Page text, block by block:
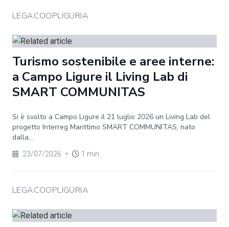
LEGACOOPLIGURIA
Turismo sostenibile e aree interne:
a Campo Ligure il Living Lab di
SMART COMMUNITAS
Si è svolto a Campo Ligure il 21 luglio 2026 un Living Lab del
progetto Interreg Marittimo SMART COMMUNITAS, nato
dalla...
23/07/2026 • 1 min
LEGACOOPLIGURIA